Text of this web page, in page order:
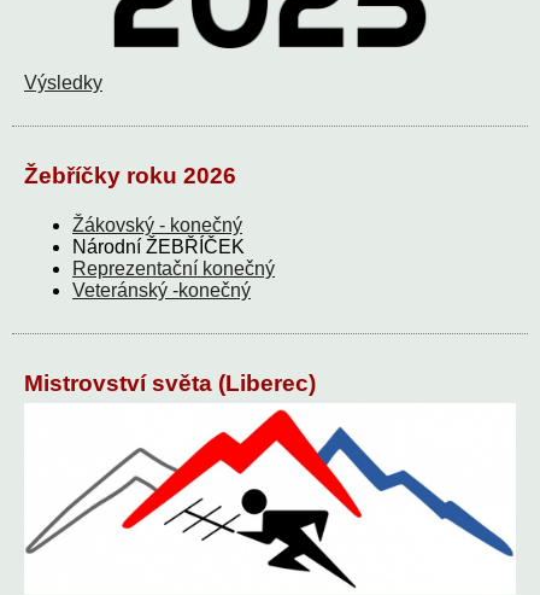
Výsledky
Žebříčky roku 2026
Žákovský - konečný
Národní ŽEBŘÍČEK
Reprezentační konečný
Veteránský -konečný
Mistrovství světa (Liberec)